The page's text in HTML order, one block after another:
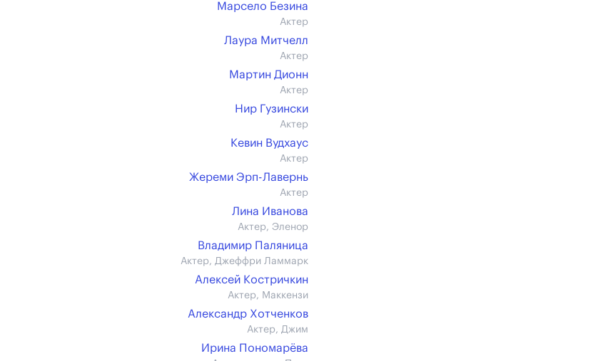
Марсело Безина
Актер
Лаура Митчелл
Актер
Мартин Дионн
Актер
Нир Гузински
Актер
Кевин Вудхаус
Актер
Жереми Эрп-Лавернь
Актер
Лина Иванова
Актер, Эленор
Владимир Паляница
Актер, Джеффри Ламмарк
Алексей Костричкин
Актер, Маккензи
Александр Хотченков
Актер, Джим
Ирина Пономарёва